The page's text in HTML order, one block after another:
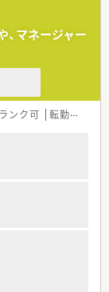
、マネージャー
ンク可 転勤なし